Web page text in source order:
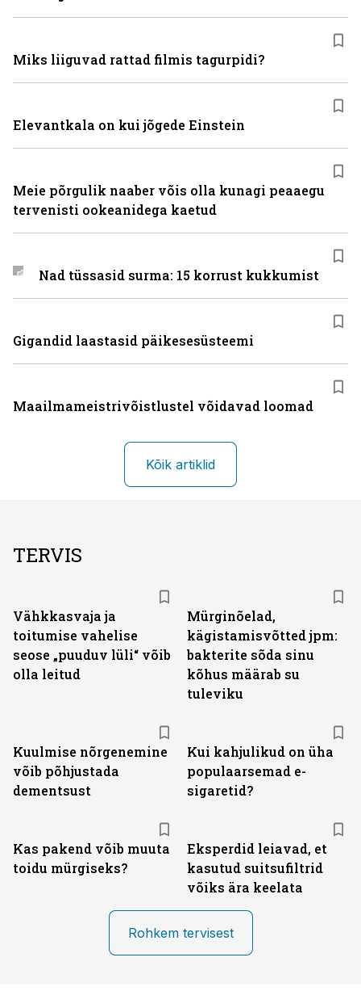
Miks liiguvad rattad filmis tagurpidi?
Elevantkala on kui jõgede Einstein
Meie põrgulik naaber võis olla kunagi peaaegu
tervenisti ookeanidega kaetud
Nad tüssasid surma: 15 korrust kukkumist
Gigandid laastasid päikesesüsteemi
Maailmameistrivõistlustel võidavad loomad
Kõik artiklid
TERVIS
Vähkkasvaja ja
toitumise vahelise
seose „puuduv lüli“ võib
olla leitud
Mürginõelad,
kägistamisvõtted jpm:
bakterite sõda sinu
kõhus määrab su
tuleviku
Kuulmise nõrgenemine
võib põhjustada
dementsust
Kui kahjulikud on üha
populaarsemad e-
sigaretid?
Kas pakend võib muuta
toidu mürgiseks?
Eksperdid leiavad, et
kasutud suitsufiltrid
võiks ära keelata
Rohkem tervisest